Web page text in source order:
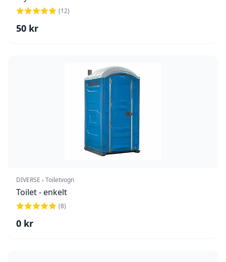
(12)
50 kr
DIVERSE › Toiletvogn
Toilet - enkelt
(8)
0 kr